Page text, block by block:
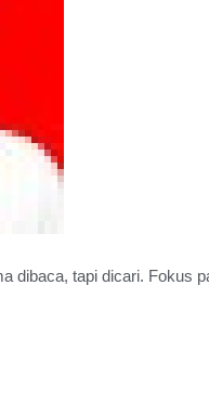
dibaca, tapi dicari. Fokus